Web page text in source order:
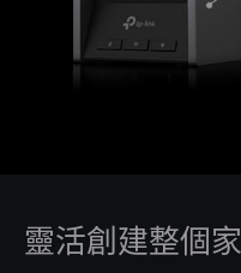
靈活創建整個